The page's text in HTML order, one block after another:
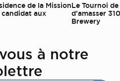
de la Mission
aux
Le Tournoi
d’amasser
Brewery
à notre